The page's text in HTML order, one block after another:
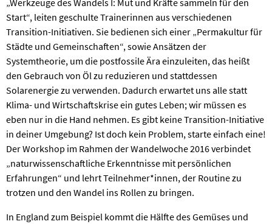
Start“, leiten geschulte Trainerinnen aus verschiedenen
Transition-Initiativen. Sie bedienen sich einer „Permakultur für
Städte und Gemeinschaften“, sowie Ansätzen der
Systemtheorie, um die postfossile Ära einzuleiten, das heißt
den Gebrauch von Öl zu reduzieren und stattdessen
Solarenergie zu verwenden. Dadurch erwartet uns alle statt
Klima- und Wirtschaftskrise ein gutes Leben; wir müssen es
eben nur in die Hand nehmen. Es gibt keine Transition-Initiative
in deiner Umgebung? Ist doch kein Problem, starte einfach eine!
Der Workshop im Rahmen der Wandelwoche 2016 verbindet
„naturwissenschaftliche Erkenntnisse mit persönlichen
Erfahrungen“ und lehrt Teilnehmer*innen, der Routine zu
trotzen und den Wandel ins Rollen zu bringen.
In England zum Beispiel kommt die Hälfte des Gemüses und